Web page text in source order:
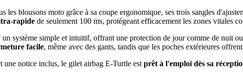
les blousons moto grâce à sa coupe ergonomique, ses trois sangles
rapide de seulement 100 ms, protégeant efficacement les zones vitales
un système simple et intuitif, offrant une protection de jour comme de nuit ou
facile, même avec des gants, tandis que les poches extérieures
une notice inclus, le gilet airbag E-Turtle est prêt à l'emploi dès sa